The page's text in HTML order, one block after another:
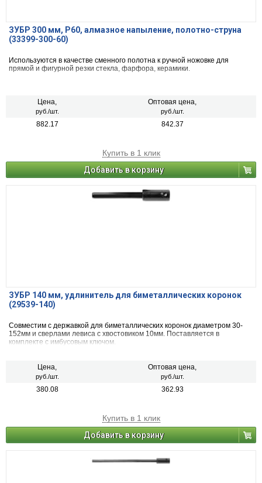
ЗУБР 300 мм, Р60, алмазное напыление, полотно-струна
(33399-300-60)
Используются в качестве сменного полотна к ручной ножовке для
прямой и фигурной резки стекла, фарфора, керамики.
Цена,
руб./шт.
Оптовая цена,
руб./шт.
882.17 842.37
Купить в 1 клик
Добавить в корзину
ЗУБР 140 мм, удлинитель для биметаллических коронок
(29539-140)
Совместим с державкой для биметаллических коронок диаметром 30-
152мм и сверлами левиса с хвостовиком 10мм. Поставляется в
комплекте с имбусовым ключом.
Цена,
руб./шт.
Оптовая цена,
руб./шт.
380.08 362.93
Купить в 1 клик
Добавить в корзину